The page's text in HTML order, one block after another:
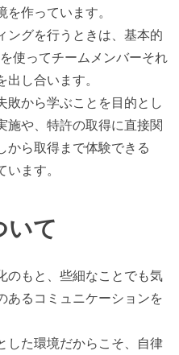
作っています。
ングを行うときは、基本的
使ってチームメンバーそれ
し合います。
敗から学ぶことを目的とし
施や、特許の取得に直接関
から取得まで体験できる
ます。
いて
のもと、些細なことでも気
あるコミュニケーションを
した環境だからこそ、自律